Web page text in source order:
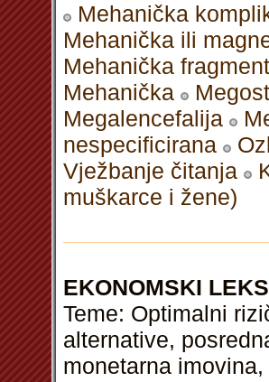
Mehanička
Mehanička ili
Mehanička
Mehanička
Megalencefalija
nespecificirana
Vježbanje čitanja
muškarce i žene)
EKONOMSKI
Teme: Optimalni
alternative,
monetarna